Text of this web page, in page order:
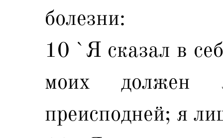
болезни:
10 `Я сказал в
моих
преисподней; я